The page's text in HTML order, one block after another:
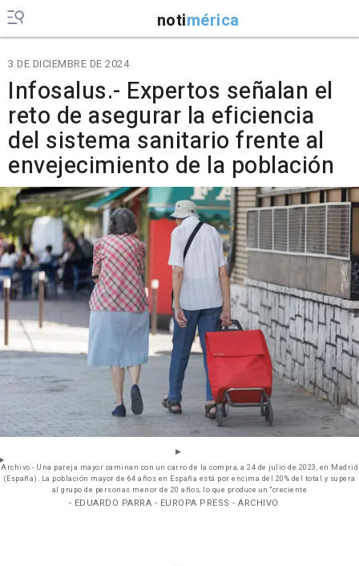
notimérica
3 DE DICIEMBRE DE 2024
Infosalus.- Expertos señalan el
reto de asegurar la eficiencia
del sistema sanitario frente al
envejecimiento de la población
Archivo - Una pareja mayor caminan con un carro de la compra, a 24 de julio de 2023, en Madrid
(España). La población mayor de 64 años en España está por encima del 20% del total y supera
al grupo de personas menor de 20 años, lo que produce un "creciente
- EDUARDO PARRA - EUROPA PRESS - ARCHIVO